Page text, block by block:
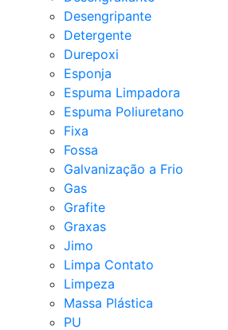
Desengripante
Detergente
Durepoxi
Esponja
Espuma Limpadora
Espuma Poliuretano
Fixa
Fossa
Galvanização a Frio
Gas
Grafite
Graxas
Jimo
Limpa Contato
Limpeza
Massa Plástica
PU